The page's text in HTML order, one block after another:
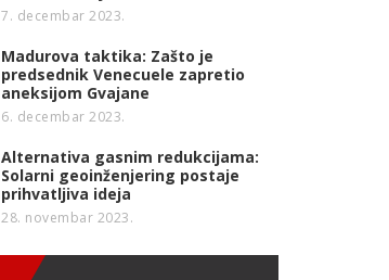
7. decembar 2023.
Madurova taktika: Zašto je
predsednik Venecuele zapretio
aneksijom Gvajane
6. decembar 2023.
Alternativa gasnim redukcijama:
Solarni geoinženjering postaje
prihvatljiva ideja
28. novembar 2023.